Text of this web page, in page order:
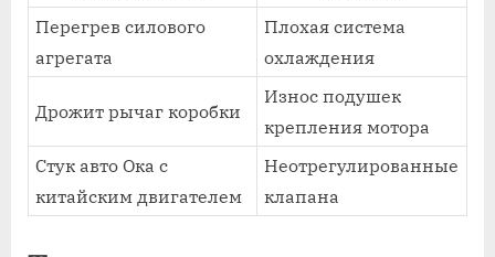
Перегрев силового
агрегата
Плохая система
охлаждения
Дрожит рычаг коробки
Износ подушек
крепления мотора
Стук авто Ока с
китайским двигателем
Неотрегулированные
клапана